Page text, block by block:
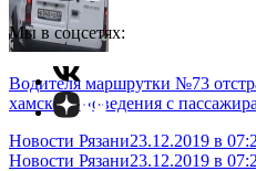
Мы в соцсетях:
Водителя маршрутки №73
хамского поведения с
Новости Рязани23.12.2019 в
Новости Рязани23.12.2019 в